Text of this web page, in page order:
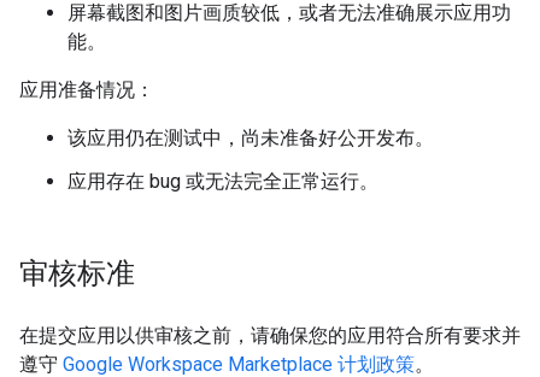
屏幕截图和图片画质较低，或者无法准确展示应用功
能。
应用准备情况：
该应用仍在测试中，尚未准备好公开发布。
应用存在 bug 或无法完全正常运行。
审核标准
在提交应用以供审核之前，请确保您的应用符合所有要求并
遵守 Google Workspace Marketplace 计划政策。